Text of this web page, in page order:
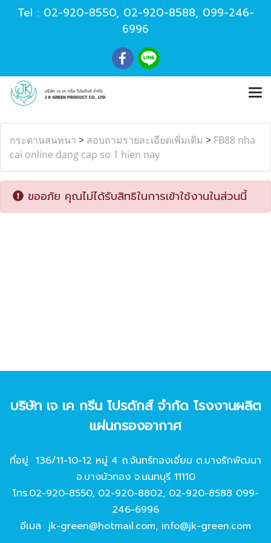
Tel : 02-920-8550, 02-920-8588, 099-246-
6996
กระดานสนทนา > สอบถามรายละเอียดเพิ่มเติม > FB88 nha
cai online dang cap so 1 hien nay
ขออภัย คุณไม่ได้รับสิทธิในการเข้าใช้งานในส่วนนี้
บริษัท เจ เค กรีน โปรดักส์ จํากัด โรงงานผลิต
แผ่นกรองอากาศ
ที่อยู่ 136/11-10-12 หมู่ 4 ถ.จันทร์ทองเอี่ยม ต.บางรักพัฒนา
อ.บางบัวทอง จ.นนทบุรี 11110
โทร.02-920-8550, 02-920-8802, 02-920-8588 099-
246-6996
อีเมล jk-green@hotmail.com, info@jk-green.com